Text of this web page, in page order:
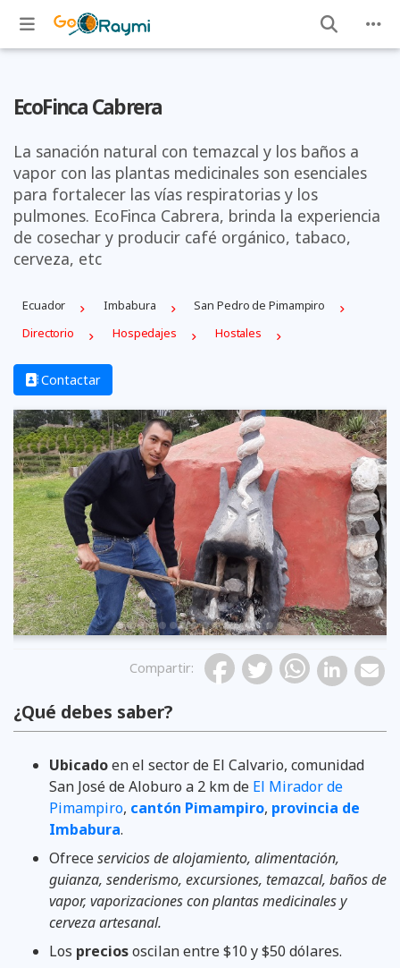
EcoFinca Cabrera
La sanación natural con temazcal y los baños a
vapor con las plantas medicinales son esenciales
para fortalecer las vías respiratorias y los
pulmones. EcoFinca Cabrera, brinda la experiencia
de cosechar y producir café orgánico, tabaco,
cerveza, etc
Ecuador Imbabura
San Pedro de Pimampiro
Directorio
Hospedajes Hostales
Contactar
Previous
Compartir:
¿Qué debes saber?
Ubicadoen el sector de El Calvario, comunidad
San José de Aloburo a 2 km de El Mirador de
Pimampiro, cantón Pimampiro, provincia de
Imbabura.
Ofreceservicios de alojamiento, alimentación,
guianza, senderismo, excursiones, temazcal, baños de
vapor, vaporizaciones con plantas medicinales y
cerveza artesanal.
Los preciososcilan entre $10 y $50 dólares.